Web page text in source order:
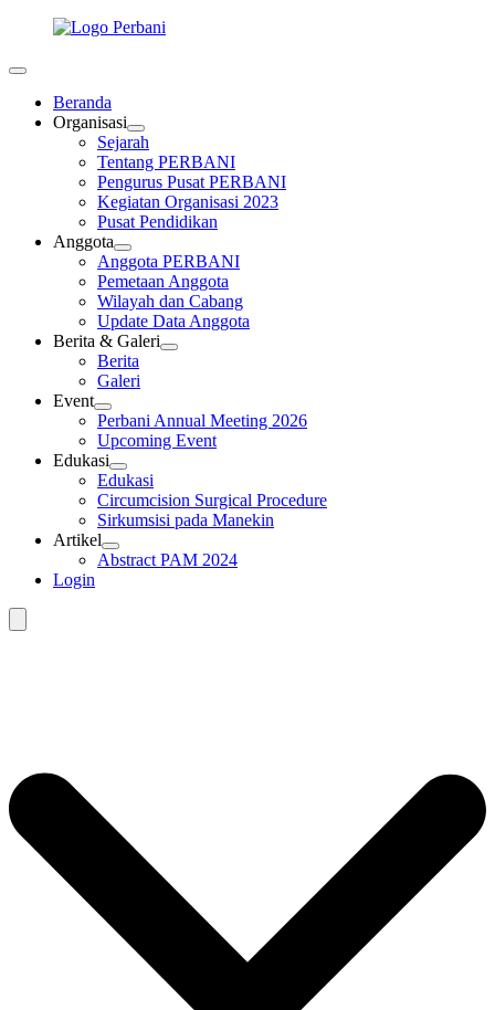
Beranda
Organisasi
Sejarah
Tentang PERBANI
Pengurus Pusat PERBANI
Kegiatan Organisasi 2023
Pusat Pendidikan
Anggota
Anggota PERBANI
Pemetaan Anggota
Wilayah dan Cabang
Update Data Anggota
Berita & Galeri
Berita
Galeri
Event
Perbani Annual Meeting 2026
Upcoming Event
Edukasi
Edukasi
Circumcision Surgical Procedure
Sirkumsisi pada Manekin
Artikel
Abstract PAM 2024
Login